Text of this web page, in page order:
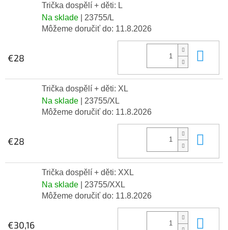
Trička dospělí + děti: L
Na sklade
| 23755/L
Môžeme doručiť do: 11.8.2026
€28
Trička dospělí + děti: XL
Na sklade
| 23755/XL
Môžeme doručiť do: 11.8.2026
€28
Trička dospělí + děti: XXL
Na sklade
| 23755/XXL
Môžeme doručiť do: 11.8.2026
€30,16